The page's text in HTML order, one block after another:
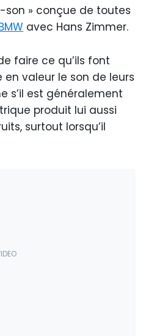
son » conçue de toutes
avec Hans Zimmer.
faire ce qu’ils font
valeur le son de leurs
s’il est généralement
produit lui aussi
surtout lorsqu’il